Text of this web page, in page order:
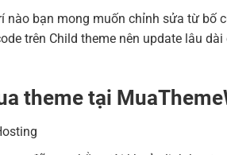
nào bạn mong muốn chỉnh sửa từ
trên Child theme nên update lâu
theme tại